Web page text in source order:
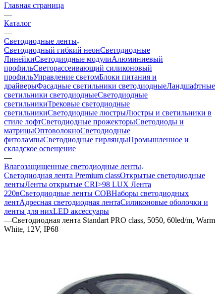
Главная страница
—
Каталог
—
Светодиодные ленты
Светодиодный гибкий неонСветодиодные
ЛинейкиСветодиодные модулиАлюминиевый
профильСветорассеивающий силиконовый
профильУправление светомБлоки питания и
драйверыФасадные светильники светодиодныеЛандшафтные
светильники светодиодныеСветодиодные
светильникиТрековые светодиодные
светильникиСветодиодные люстрыЛюстры и светильники в
стиле лофтСветодиодные прожекторыСветодиоды и
матрицыОптоволокноСветодиодные
фитолампыСветодиодные гирляндыПромышленное и
складское освещение
—
Влагозащищенные светодиодные ленты
Светодиодная лента Premium classОткрытые светодиодные
лентыЛенты открытые CRI>98 LUX Лента
220вСветодиодные ленты COBНаборы светодиодных
лентАдресная светодиодная лентаСиликоновые оболочки и
ленты для нихLED аксессуары
—Светодиодная лента Standart PRO class, 5050, 60led/m, Warm
White, 12V, IP68